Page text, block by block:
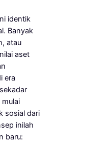
identik
Banyak
atau
aset
era
sosial dari
inilah
baru: